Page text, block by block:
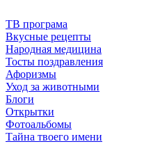
ТВ програма
Вкусные рецепты
Народная медицина
Тосты поздравления
Афоризмы
Уход за животными
Блоги
Открытки
Фотоальбомы
Тайна твоего имени